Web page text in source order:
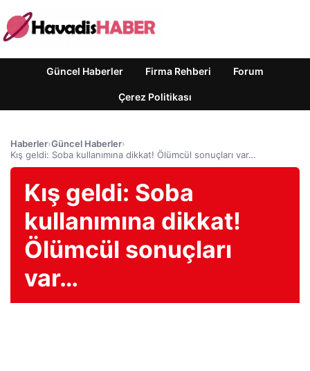
Güncel Haberler Firma Rehberi Forum
Çerez Politikası
Haberler›Güncel Haberler›
Kış geldi: Soba kullanımına dikkat! Ölümcül sonuçları var…
Kış geldi: Soba
kullanımına dikkat!
Ölümcül sonuçları
var…